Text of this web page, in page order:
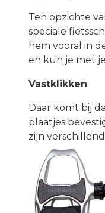
Ten opzichte
speciale
hem vooral in
en kun je met
Vastklikken
Daar komt bij
plaatjes
zijn